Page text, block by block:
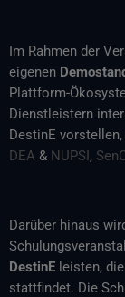
Im Rahmen der
eigenen
Plattform-
Dienstleistern
DestinE vorstellen,
DEA & NUPSI ,
Darüber hinaus
DestinE leisten,
stattfindet. Die